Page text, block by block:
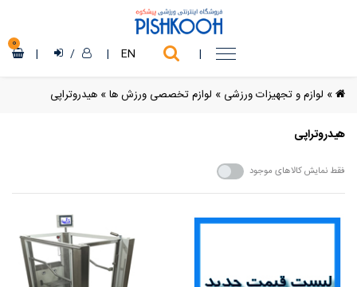
|
EN
|
/
|
0
» لوازم و تجهیزات ورزشی » لوازم تخصصی ورزش ها» هیدروتراپی
هیدروتراپی
فقط نمایش کالاهای موجود